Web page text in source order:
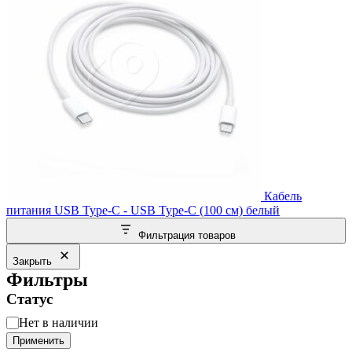
Кабель
питания USB Type-C - USB Type-C (100 см) белый
Фильтрация товаров
Закрыть
Фильтры
Статус
Статус
Нет в наличии
Применить